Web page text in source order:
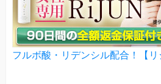
フルボ酸・リデンシル配合！【リ